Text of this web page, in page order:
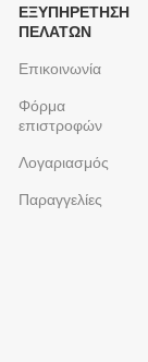
ΕΞΥΠΗΡΕΤΗΣΗ
ΠΕΛΑΤΩΝ
Επικοινωνία
Φόρμα
επιστροφών
Λογαριασμός
Παραγγελίες